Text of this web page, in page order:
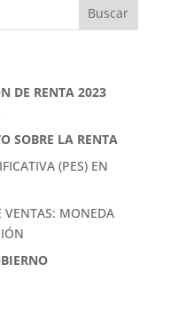
DE RENTA 2023
SOBRE LA RENTA
(PES) EN
VENTAS: MONEDA